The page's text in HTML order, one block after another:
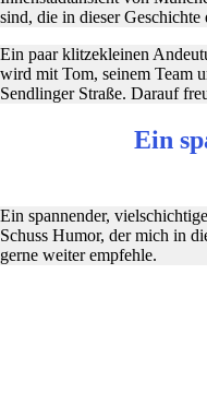
sind, die in dieser Geschichte
Ein paar klitzekleinen
wird mit Tom, seinem Team
Sendlinger Straße. Darauf
Ein
Ein spannender,
Schuss Humor, der mich in
gerne weiter empfehle.